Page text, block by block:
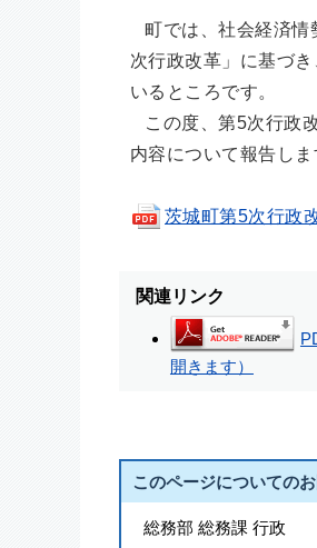
町では、社会経済情
次行政改革」に基づ
いるところです。
この度、第5次行政
内容について報告しま
茨城町第5次行政
関連リンク
開きます）
このページについての
総務部 総務課 行政